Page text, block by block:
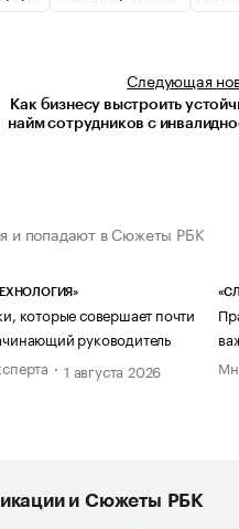
Следующая
Как бизнесу выстроить
найм сотрудников с
и попадают в Сюжеты РБК
которые совершает почти
руководитель
1 августа 2026
и Сюжеты РБК